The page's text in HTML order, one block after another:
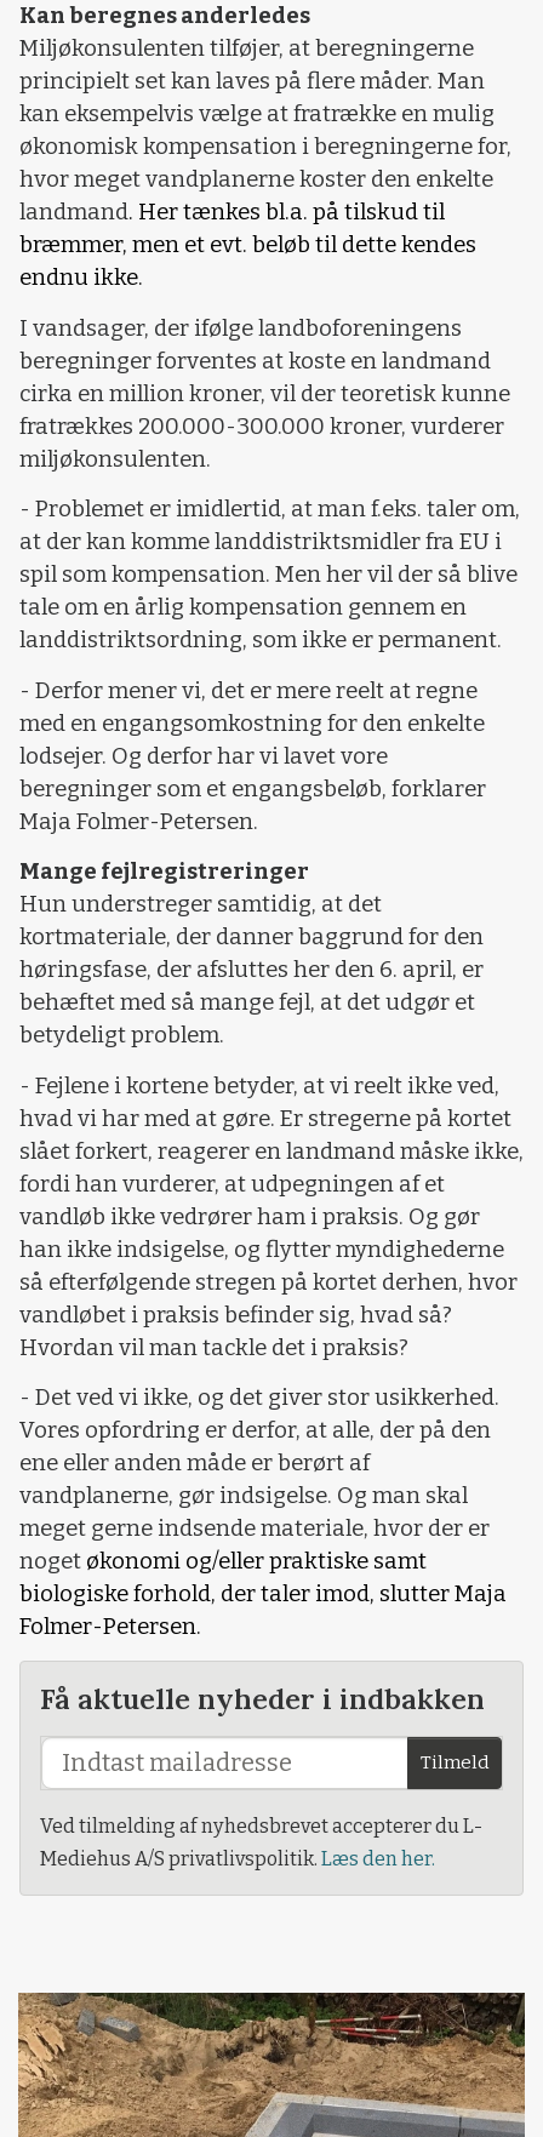
Kan beregnes anderledes
Miljøkonsulenten tilføjer, at beregningerne
principielt set kan laves på flere måder. Man
kan eksempelvis vælge at fratrække en mulig
økonomisk kompensation i beregningerne for,
hvor meget vandplanerne koster den enkelte
landmand. Her tænkes bl.a. på tilskud til
bræmmer, men et evt. beløb til dette kendes
endnu ikke.
I vandsager, der ifølge landboforeningens
beregninger forventes at koste en landmand
cirka en million kroner, vil der teoretisk kunne
fratrækkes 200.000-300.000 kroner, vurderer
miljøkonsulenten.
- Problemet er imidlertid, at man f.eks. taler om,
at der kan komme landdistriktsmidler fra EU i
spil som kompensation. Men her vil der så blive
tale om en årlig kompensation gennem en
landdistriktsordning, som ikke er permanent.
- Derfor mener vi, det er mere reelt at regne
med en engangsomkostning for den enkelte
lodsejer. Og derfor har vi lavet vore
beregninger som et engangsbeløb, forklarer
Maja Folmer-Petersen.
Mange fejlregistreringer
Hun understreger samtidig, at det
kortmateriale, der danner baggrund for den
høringsfase, der afsluttes her den 6. april, er
behæftet med så mange fejl, at det udgør et
betydeligt problem.
- Fejlene i kortene betyder, at vi reelt ikke ved,
hvad vi har med at gøre. Er stregerne på kortet
slået forkert, reagerer en landmand måske ikke,
fordi han vurderer, at udpegningen af et
vandløb ikke vedrører ham i praksis. Og gør
han ikke indsigelse, og flytter myndighederne
så efterfølgende stregen på kortet derhen, hvor
vandløbet i praksis befinder sig, hvad så?
Hvordan vil man tackle det i praksis?
- Det ved vi ikke, og det giver stor usikkerhed.
Vores opfordring er derfor, at alle, der på den
ene eller anden måde er berørt af
vandplanerne, gør indsigelse. Og man skal
meget gerne indsende materiale, hvor der er
noget økonomi og/eller praktiske samt
biologiske forhold, der taler imod, slutter Maja
Folmer-Petersen.
Få aktuelle nyheder i indbakken
Tilmeld
Ved tilmelding af nyhedsbrevet accepterer du L-
Mediehus A/S privatlivspolitik. Læs den her.